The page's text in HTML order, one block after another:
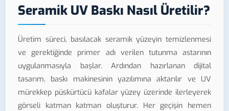
Seramik UV Baskı Nasıl Üretilir?
Üretim süreci, basılacak seramik yüzeyin temizlenmesi
ve gerektiğinde primer adı verilen tutunma astarının
uygulanmasıyla başlar. Ardından hazırlanan dijital
tasarım, baskı makinesinin yazılımına aktarılır ve UV
mürekkep püskürtücü kafalar yüzey üzerinde ilerleyerek
görseli katman katman oluşturur. Her geçişin hemen